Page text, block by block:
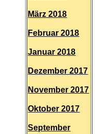
März 2018
Februar 2018
Januar 2018
Dezember 2017
November 2017
Oktober 2017
September